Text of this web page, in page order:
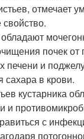
отмечает
почек от
печени и
в крови.
кустарника
и
с